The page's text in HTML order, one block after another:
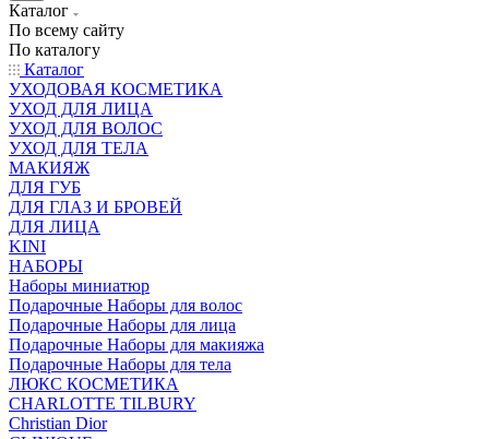
Каталог
По всему сайту
По каталогу
Каталог
УХОДОВАЯ КОСМЕТИКА
УХОД ДЛЯ ЛИЦА
УХОД ДЛЯ ВОЛОС
УХОД ДЛЯ ТЕЛА
МАКИЯЖ
ДЛЯ ГУБ
ДЛЯ ГЛАЗ И БРОВЕЙ
ДЛЯ ЛИЦА
KINI
НАБОРЫ
Наборы миниатюр
Подарочные Наборы для волос
Подарочные Наборы для лица
Подарочные Наборы для макияжа
Подарочные Наборы для тела
ЛЮКС КОСМЕТИКА
CHARLOTTE TILBURY
Christian Dior